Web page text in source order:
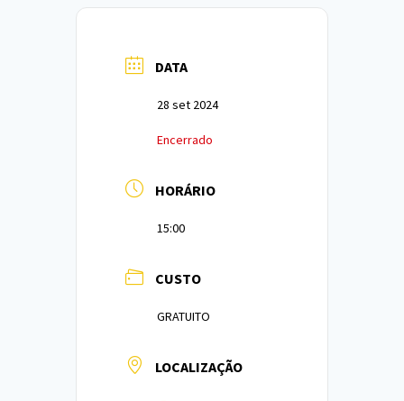
DATA
28 set 2024
Encerrado
HORÁRIO
15:00
CUSTO
GRATUITO
LOCALIZAÇÃO